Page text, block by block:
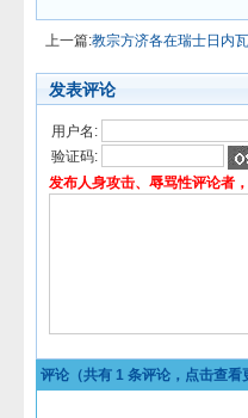
上一篇:教宗方济各在瑞士日内
发表评论
用户名:
验证码:
发布人身攻击、辱骂性评论者
评论（共有 1 条评论，点击查看